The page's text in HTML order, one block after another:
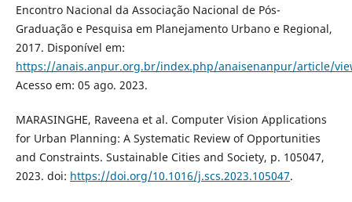
Encontro Nacional da Associação Nacional de Pós-
Graduação e Pesquisa em Planejamento Urbano e Regional,
2017. Disponível em:
https://anais.anpur.org.br/index.php/anaisenanpur/article/
Acesso em: 05 ago. 2023.
MARASINGHE, Raveena et al. Computer Vision Applications
for Urban Planning: A Systematic Review of Opportunities
and Constraints. Sustainable Cities and Society, p. 105047,
2023. doi: https://doi.org/10.1016/j.scs.2023.105047.